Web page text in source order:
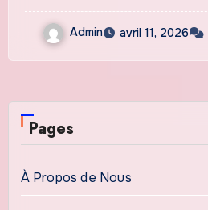
Admin avril 11, 2026
Pages
À Propos de Nous